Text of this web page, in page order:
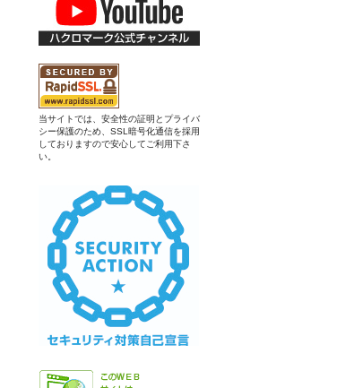
当サイトでは、安全性の証明とプライバ
シー保護のため、SSL暗号化通信を採用
しておりますので安心してご利用下さ
い。